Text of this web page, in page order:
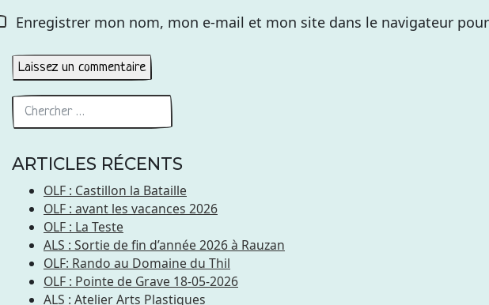
Enregistrer mon nom, mon e-mail et mon site dans le navigateur
ARTICLES RÉCENTS
OLF : Castillon la Bataille
OLF : avant les vacances 2026
OLF : La Teste
ALS : Sortie de fin d’année 2026 à Rauzan
OLF: Rando au Domaine du Thil
OLF : Pointe de Grave 18-05-2026
ALS : Atelier Arts Plastiques